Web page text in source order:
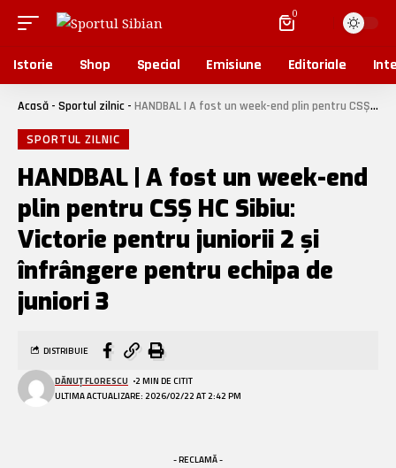
0
Istorie Shop Special Emisiune Editoriale
Acasă - Sportul zilnic - HANDBAL | A fost un week-end plin pentru CSȘ HC Sibiu: Victorie pentru juniorii 2 și înfrângere pentru echipa de juniori 3
SPORTUL ZILNIC
HANDBAL | A fost un week-end
plin pentru CSȘ HC Sibiu:
Victorie pentru juniorii 2 și
înfrângere pentru echipa de
juniori 3
ULTIMA ACTUALIZARE: 2026/02/22 AT 2:42 PM
DĂNUȚ FLORESCU 2 MIN DE CITIT
DISTRIBUIE
- RECLAMĂ -